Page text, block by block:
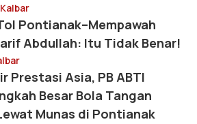
Kalbar
Pontianak–Mempawah
Abdullah: Itu Tidak Benar!
Prestasi Asia, PB ABTI
Besar Bola Tangan
Munas di Pontianak